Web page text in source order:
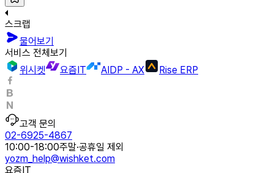
스크랩
물어보기
서비스 전체보기
위시켓
요즘IT AIDP - AX Rise ERP
고객 문의
02-6925-4867
10:00-18:00주말·공휴일 제외
yozm_help@wishket.com
요즘IT